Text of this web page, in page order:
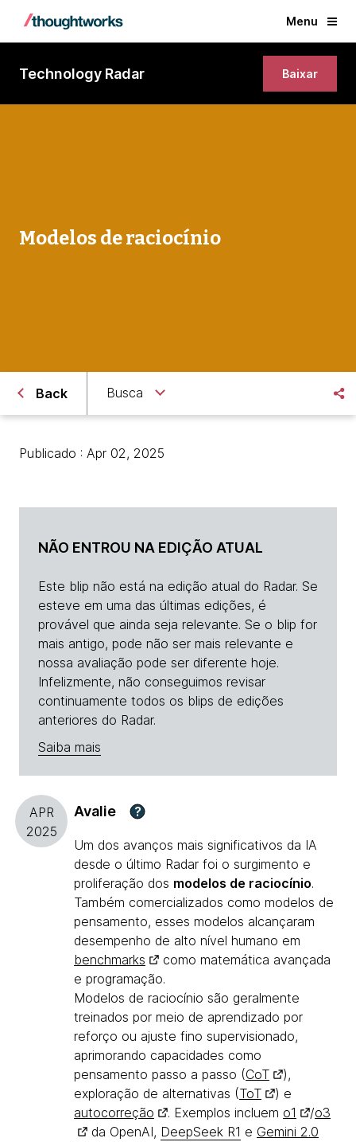
Menu
Technology Radar Baixar
Modelos de raciocínio
Back Busca
Publicado : Apr 02, 2025
NÃO ENTROU NA EDIÇÃO ATUAL
Este blip não está na edição atual do Radar. Se
esteve em uma das últimas edições, é
provável que ainda seja relevante. Se o blip for
mais antigo, pode não ser mais relevante e
nossa avaliação pode ser diferente hoje.
Infelizmente, não conseguimos revisar
continuamente todos os blips de edições
anteriores do Radar.
Saiba mais
APR
2025
Avalie ?
Um dos avanços mais significativos da IA
desde o último Radar foi o surgimento e
proliferação dos modelos de raciocínio.
Também comercializados como modelos de
pensamento, esses modelos alcançaram
desempenho de alto nível humano em
benchmarks
como matemática avançada
e programação.
Modelos de raciocínio são geralmente
treinados por meio de aprendizado por
reforço ou ajuste fino supervisionado,
aprimorando capacidades como
pensamento passo a passo (CoT
),
exploração de alternativas (ToT
) e
autocorreção
. Exemplos incluem o1 /o3
da OpenAI, DeepSeek R1 e Gemini 2.0